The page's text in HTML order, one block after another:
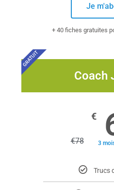
Je
+ 40 fiches gratuites
GRATUIT
Coach
€78
€
3
Trucs